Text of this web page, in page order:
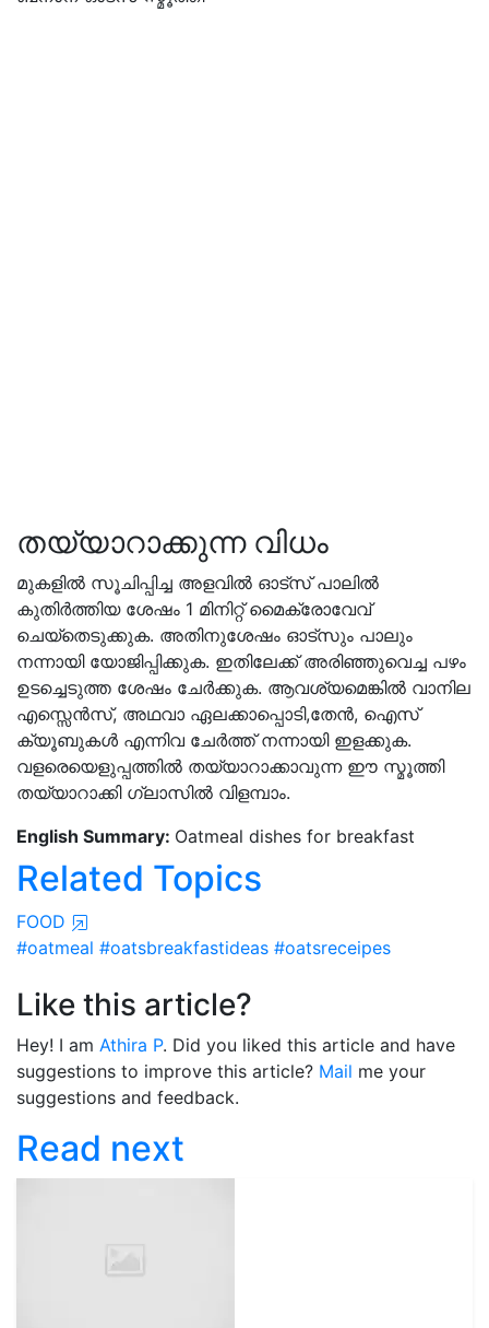
തയ്യാറാക്കുന്ന വിധം
മുകളിൽ സൂചിപ്പിച്ച അളവിൽ ഓട്സ് പാലിൽ
കുതിർത്തിയ ശേഷം 1 മിനിറ്റ് മൈക്രോവേവ്
ചെയ്തെടുക്കുക. അതിനുശേഷം ഓട്സും പാലും
നന്നായി യോജിപ്പിക്കുക. ഇതിലേക്ക് അരിഞ്ഞുവെച്ച പഴം
ഉടച്ചെടുത്ത ശേഷം ചേർക്കുക. ആവശ്യമെങ്കിൽ വാനില
എസ്സെൻസ്‌, അഥവാ ഏലക്കാപ്പൊടി,തേൻ, ഐസ്
ക്യൂബുകൾ എന്നിവ ചേർത്ത് നന്നായി ഇളക്കുക.
വളരെയെളുപ്പത്തിൽ തയ്യാറാക്കാവുന്ന ഈ സ്മൂത്തി
തയ്യാറാക്കി ഗ്ലാസിൽ വിളമ്പാം.
English Summary: Oatmeal dishes for breakfast
Related Topics
FOOD
#oatmeal #oatsbreakfastideas #oatsreceipes
Like this article?
Hey! I am Athira P. Did you liked this article and have
suggestions to improve this article? Mail me your
suggestions and feedback.
Read next